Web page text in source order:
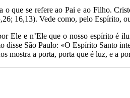
que se refere ao Pai e ao Filho.
16,13). Vede como, pelo
Ele e n’Ele que o nosso espírito
São Paulo: «O Espírito Santo
a porta, porta que é luz, e a